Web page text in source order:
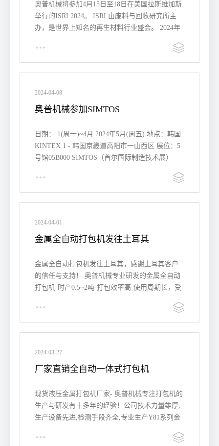
奥普机械将参加4月15日至18日在美国拉斯维加斯
举行的ISRI 2024。 ISRI 由废料与回收研究所主
办，是世界上知名的再生材料行业盛会。 2024年
2024-04-08
奥普机械参加SIMTOS
日期： 1(周一)~4月 2024年5月(周五) 地点：韩国
KINTEX 1 - 韩国京畿道高阳市一山西区 展位：5
号馆05B000 SIMTOS（首尔国际制造技术展）
2024-04-01
金属全自动打包机发往土耳其
金属全自动打包机发往土耳其，感谢土耳其客户
的信任与支持！ 奥普机械专业研发的金属全自动
打包机-时产0.5~2吨-打包效率高-使用周期长，受
2024-03-27
厂家直销全自动一体式打包机
现货液压金属打包机厂家- 奥普机械专注打包机的
生产与研发有十多年的经验！公司技术力量雄厚,
生产设备先进,检测手段齐全,专业生产Y81系列金